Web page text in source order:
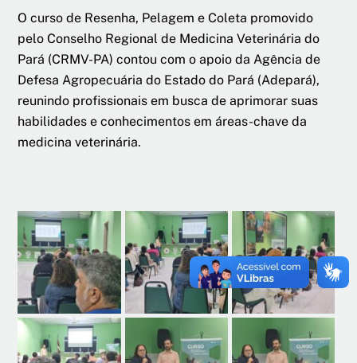
O curso de Resenha, Pelagem e Coleta promovido
pelo Conselho Regional de Medicina Veterinária do
Pará (CRMV-PA) contou com o apoio da Agência de
Defesa Agropecuária do Estado do Pará (Adepará),
reunindo profissionais em busca de aprimorar suas
habilidades e conhecimentos em áreas-chave da
medicina veterinária.